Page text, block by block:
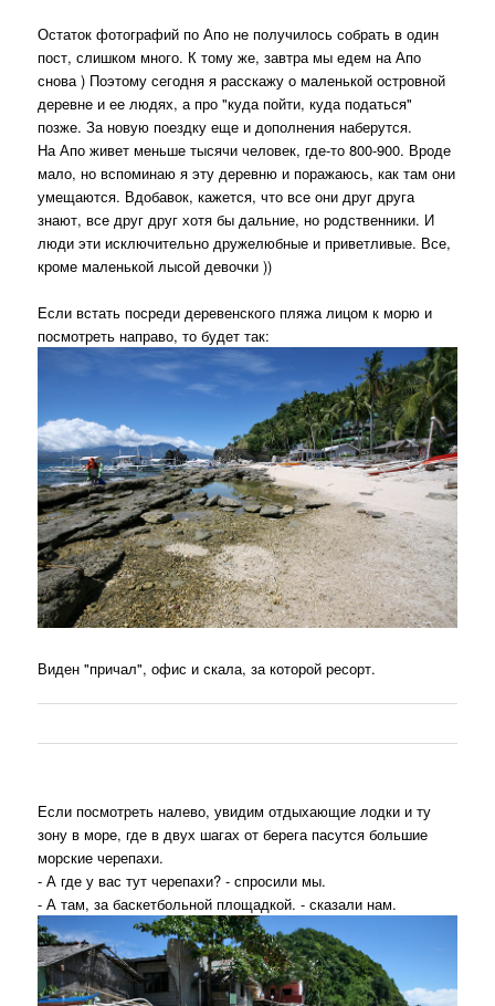
Остаток фотографий по Апо не получилось собрать в один
пост, слишком много. К тому же, завтра мы едем на Апо
снова ) Поэтому сегодня я расскажу о маленькой островной
деревне и ее людях, а про "куда пойти, куда податься"
позже. За новую поездку еще и дополнения наберутся.
На Апо живет меньше тысячи человек, где-то 800-900. Вроде
мало, но вспоминаю я эту деревню и поражаюсь, как там они
умещаются. Вдобавок, кажется, что все они друг друга
знают, все друг друг хотя бы дальние, но родственники. И
люди эти исключительно дружелюбные и приветливые. Все,
кроме маленькой лысой девочки ))
Если встать посреди деревенского пляжа лицом к морю и
посмотреть направо, то будет так:
Виден "причал", офис и скала, за которой ресорт.
Если посмотреть налево, увидим отдыхающие лодки и ту
зону в море, где в двух шагах от берега пасутся большие
морские черепахи.
- А где у вас тут черепахи? - спросили мы.
- А там, за баскетбольной площадкой. - сказали нам.